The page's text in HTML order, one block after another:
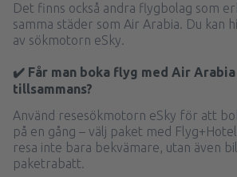
Det finns också andra flygbolag som
samma städer som Air Arabia. Du kan
av sökmotorn eSky.
✔️ Får man boka flyg med Air
tillsammans?
Använd resesökmotorn eSky för att
på en gång – välj paket med
resa inte bara bekvämare, utan även
paketrabatt.